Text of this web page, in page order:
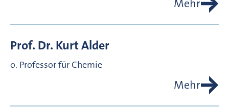
Mehr
Prof. Dr. KurtAlder
o. Professor für Chemie
Mehr